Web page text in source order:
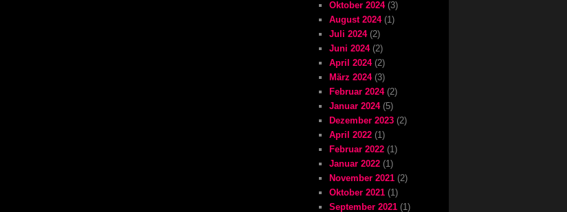
Oktober 2024(3)
August 2024(1)
Juli 2024(2)
Juni 2024(2)
April 2024(2)
März 2024(3)
Februar 2024(2)
Januar 2024(5)
Dezember 2023 (2)
April 2022 (1)
Februar 2022 (1)
Januar 2022 (1)
November 2021 (2)
Oktober 2021 (1)
September 2021 (1)